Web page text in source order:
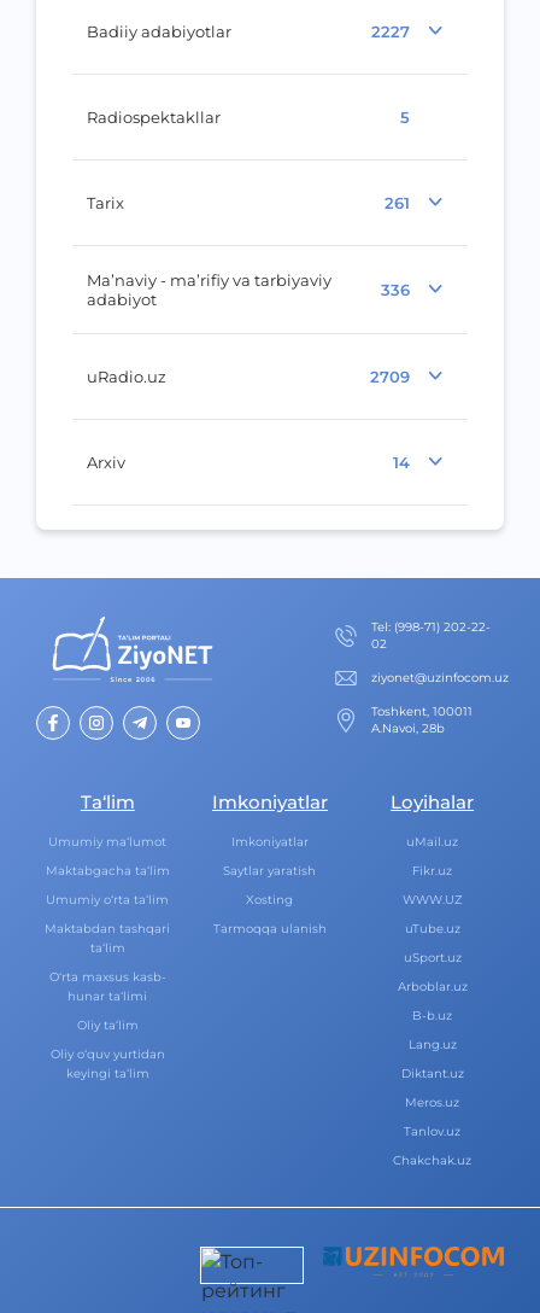
Badiiy adabiyotlar 2227
Radiospektakllar 5
Tarix 261
Ma’naviy - ma’rifiy va tarbiyaviy
adabiyot
336
uRadio.uz 2709
Arxiv 14
Теl: (998-71) 202-22-
02
ziyonet@uzinfocom.uz
Toshkent, 100011
A.Navoi, 28b
Ta‘lim
Umumiy ma‘lumot
Maktabgacha ta‘lim
Umumiy o‘rta ta‘lim
Maktabdan tashqari
ta‘lim
O‘rta maxsus kasb-
hunar ta‘limi
Oliy ta‘lim
Oliy o‘quv yurtidan
keyingi ta‘lim
Imkoniyatlar
Imkoniyatlar
Saytlar yaratish
Xosting
Tarmoqqa ulanish
Loyihalar
uMail.uz
Fikr.uz
WWW.UZ
uTube.uz
uSport.uz
Arboblar.uz
B-b.uz
Lang.uz
Diktant.uz
Meros.uz
Tanlov.uz
Chakchak.uz